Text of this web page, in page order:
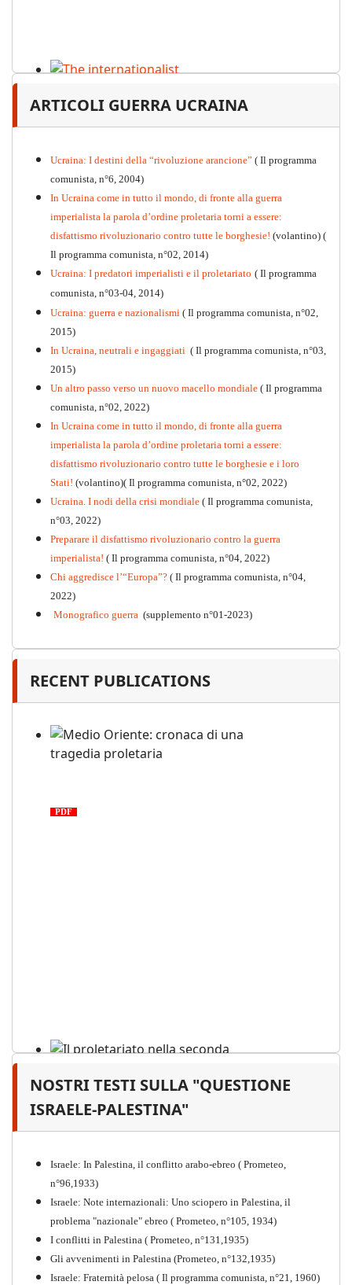
PDF n.12, 2026
Kommunistisches Programm
PDF n°10 - 2026
ARTICOLI GUERRA UCRAINA
Ucraina: I destini della “rivoluzione arancione” ( Il programma
comunista, n°6, 2004)
In Ucraina come in tutto il mondo, di fronte alla guerra
imperialista la parola d’ordine proletaria torni a essere:
disfattismo rivoluzionario contro tutte le borghesie! (volantino) (
Il programma comunista, n°02, 2014)
Ucraina: I predatori imperialisti e il proletariato ( Il programma
comunista, n°03-04, 2014)
Ucraina: guerra e nazionalismi ( Il programma comunista, n°02,
2015)
In Ucraina, neutrali e ingaggiati ( Il programma comunista, n°03,
2015)
Un altro passo verso un nuovo macello mondiale ( Il programma
comunista, n°02, 2022)
In Ucraina come in tutto il mondo, di fronte alla guerra
imperialista la parola d’ordine proletaria torni a essere:
disfattismo rivoluzionario contro tutte le borghesie e i loro
Stati! (volantino)( Il programma comunista, n°02, 2022)
Ucraina. I nodi della crisi mondiale ( Il programma comunista,
n°03, 2022)
Preparare il disfattismo rivoluzionario contro la guerra
imperialista! ( Il programma comunista, n°04, 2022)
Chi aggredisce l’“Europa”? ( Il programma comunista, n°04,
2022)
Monografico guerra (supplemento n°01-2023)
RECENT PUBLICATIONS
PDF
Il proletariato nella seconda
guerra mondiale e nella
NOSTRI TESTI SULLA "QUESTIONE
ISRAELE-PALESTINA"
Israele: In Palestina, il conflitto arabo-ebreo ( Prometeo,
n°96,1933)
Israele: Note internazionali: Uno sciopero in Palestina, il
problema "nazionale" ebreo ( Prometeo, n°105, 1934)
I conflitti in Palestina ( Prometeo, n°131,1935)
Gli avvenimenti in Palestina (Prometeo, n°132,1935)
Israele: Fraternità pelosa ( Il programma comunista, n°21, 1960)